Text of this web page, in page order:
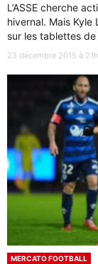
L’ASSE cherche
hivernal. Mais Kyle
sur les tablettes de
23 décembre 2015 à
MERCATO FOOTBALL